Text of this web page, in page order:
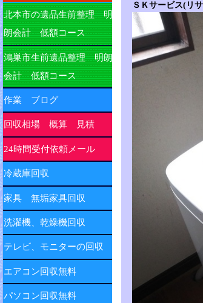
ＳＫサービス(リ
北本市の遺品生前整理 明
朗会計 低額コース
鴻巣市生前遺品整理 明朗
会計 低額コース
作業 ブログ
回収相場 概算 見積
24時間受付依頼メール
冷蔵庫回収
家具 無垢家具回収
洗濯機、乾燥機回収
テレビ、モニターの回収
エアコン回収無料
パソコン回収無料